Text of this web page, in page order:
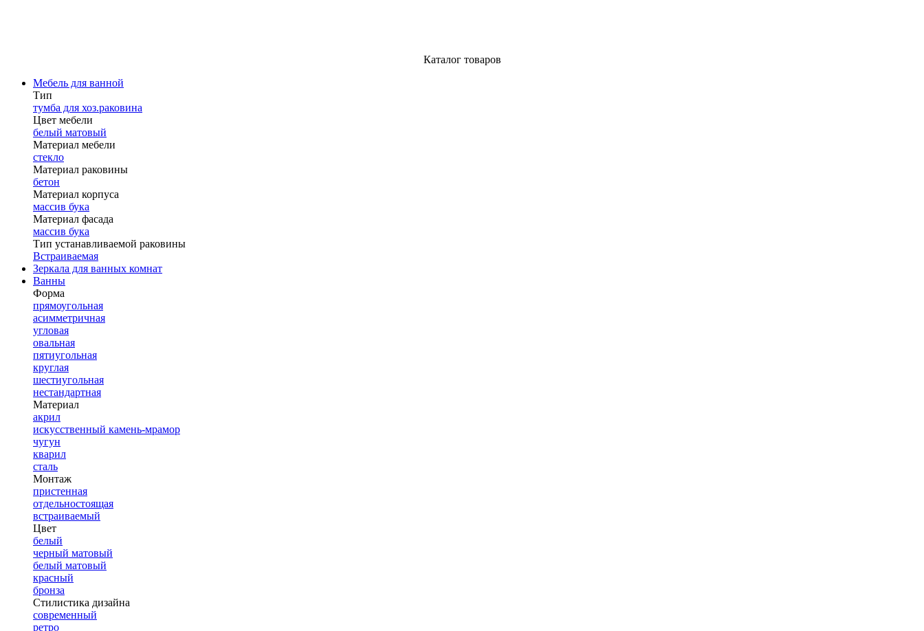
Каталог товаров
Мебель для ванной
Тип
тумба для хоз.раковина
Цвет мебели
белый матовый
Материал мебели
стекло
Материал раковины
бетон
Материал корпуса
массив бука
Материал фасада
массив бука
Тип устанавливаемой раковины
Встраиваемая
Зеркала для ванных комнат
Ванны
Форма
прямоугольная
асимметричная
угловая
овальная
пятиугольная
круглая
шестиугольная
нестандартная
Материал
акрил
искусственный камень-мрамор
чугун
кварил
сталь
Монтаж
пристенная
отдельностоящая
встраиваемый
Цвет
белый
черный матовый
белый матовый
красный
бронза
Стилистика дизайна
современный
ретро